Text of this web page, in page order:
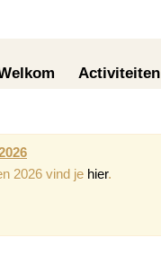
Activiteiten
2026 vind je hier.